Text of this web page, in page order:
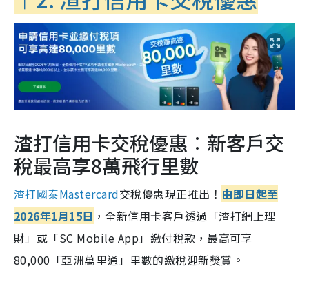
渣打信用卡交稅優惠︰新客戶交
稅最高享8萬飛行里數
渣打國泰Mastercard交稅優惠現正推出！ 由即日起至
2026年1月15日 ，全新信用卡客戶透過「渣打網上理
財」或「SC Mobile App」繳付稅款，最高可享
80,000「亞洲萬里通」里數的繳稅迎新獎賞。